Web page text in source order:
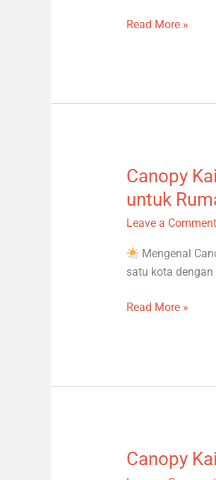
Sunbrella,
Read More »
Canopy
untuk
Leave a Comment
Mengenal
satu kota
Canopy
Kain
Bekasi:
Solusi
Estetis
untuk
Read More »
Canopy
Canopy